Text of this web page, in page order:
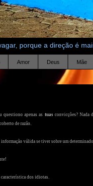
porque a direção é
Amor Deus Mãe
questiono apenas as tuasconvicções? Nada
de razão.
válida se tiver sobre um
característica dos idiotas.